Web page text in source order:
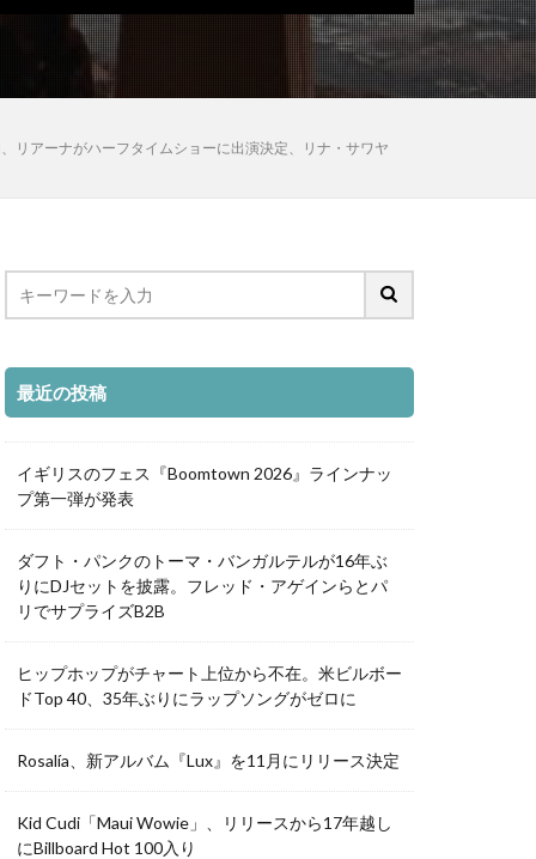
リアーナがハーフタイムショーに出演決定、リナ・サワヤ
最近の投稿
イギリスのフェス『Boomtown 2026』ラインナッ
プ第一弾が発表
ダフト・パンクのトーマ・バンガルテルが16年ぶ
りにDJセットを披露。フレッド・アゲインらとパ
リでサプライズB2B
ヒップホップがチャート上位から不在。米ビルボー
ドTop 40、35年ぶりにラップソングがゼロに
Rosalía、新アルバム『Lux』を11月にリリース決定
Kid Cudi「Maui Wowie」、リリースから17年越し
にBillboard Hot 100入り